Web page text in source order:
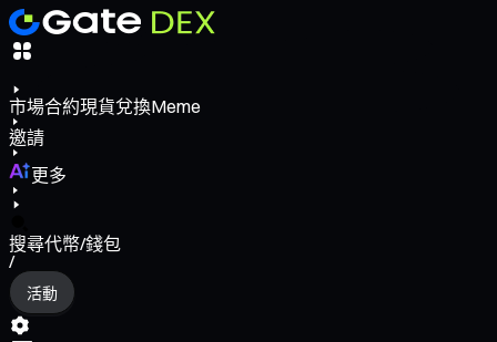
市場合約現貨兌換Meme
邀請
更多
搜尋代幣/錢包
/
活動